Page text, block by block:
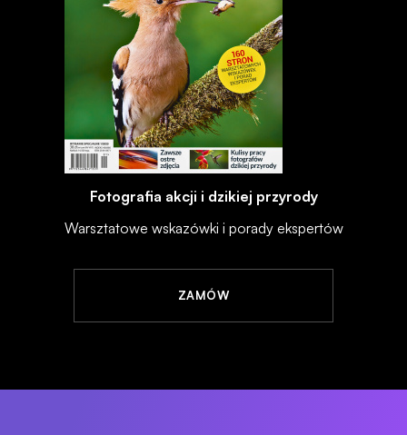
Fotografia akcji i dzikiej przyrody
Warsztatowe wskazówki i porady ekspertów
ZAMÓW